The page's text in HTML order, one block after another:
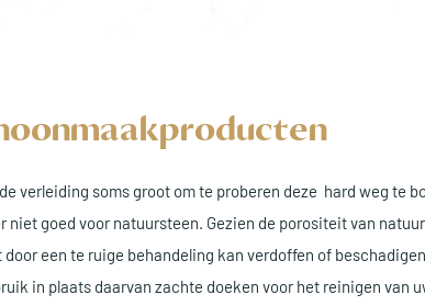
verleiding soms groot om te proberen deze hard weg te
niet goed voor natuursteen. Gezien de porositeit van
een te ruige behandeling kan verdoffen of
in plaats daarvan zachte doeken voor het reinigen van